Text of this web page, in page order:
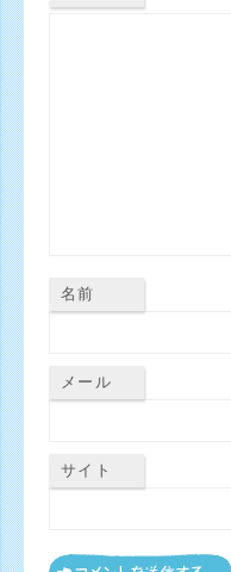
名前
メール
サイト